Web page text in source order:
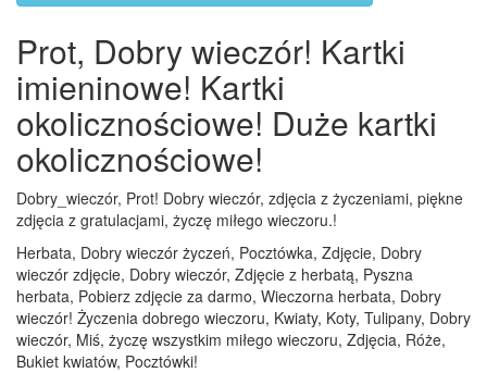
Prot, Dobry wieczór! Kartki
imieninowe! Kartki
okolicznościowe! Duże kartki
okolicznościowe!
Dobry_wieczór, Prot! Dobry wieczór, zdjęcia z życzeniami, piękne
zdjęcia z gratulacjami, życzę miłego wieczoru.!
Herbata, Dobry wieczór życzeń, Pocztówka, Zdjęcie, Dobry
wieczór zdjęcie, Dobry wieczór, Zdjęcie z herbatą, Pyszna
herbata, Pobierz zdjęcie za darmo, Wieczorna herbata, Dobry
wieczór! Życzenia dobrego wieczoru, Kwiaty, Koty, Tulipany, Dobry
wieczór, Miś, życzę wszystkim miłego wieczoru, Zdjęcia, Róże,
Bukiet kwiatów, Pocztówki!